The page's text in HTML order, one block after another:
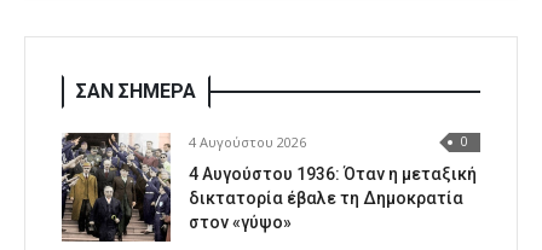
ΣΑΝ ΣΗΜΕΡΑ
4 Αυγούστου 2026 0
4 Αυγούστου 1936: Όταν η μεταξική
δικτατορία έβαλε τη Δημοκρατία
στον «γύψο»